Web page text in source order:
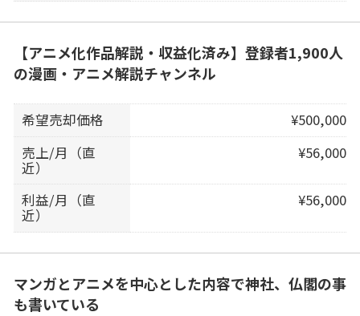
【アニメ化作品解説・収益化済み】登録者1,900人
の漫画・アニメ解説チャンネル
希望売却価格
¥500,000
売上/月（直
近）
¥56,000
利益/月（直
近）
¥56,000
マンガとアニメを中心とした内容で神社、仏閣の事
も書いている